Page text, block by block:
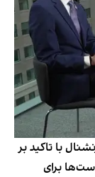
با تاکید بر
برای